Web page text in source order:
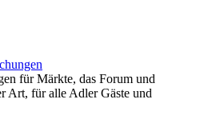
für Märkte, das Forum und
Art, für alle Adler Gäste und